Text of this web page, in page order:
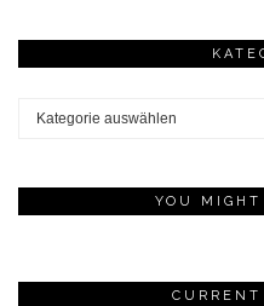
YOU